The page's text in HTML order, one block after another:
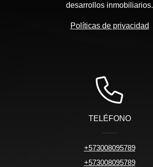
desarrollos inmobiliarios.
Políticas de privacidad
TELÉFONO
+573008095789
+573008095789